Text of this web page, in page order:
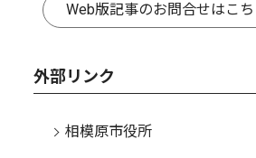
Web版記事のお問合せはこち
外部リンク
相模原市役所